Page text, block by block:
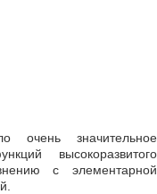
очень значительное
высокоразвитого
с элементарной